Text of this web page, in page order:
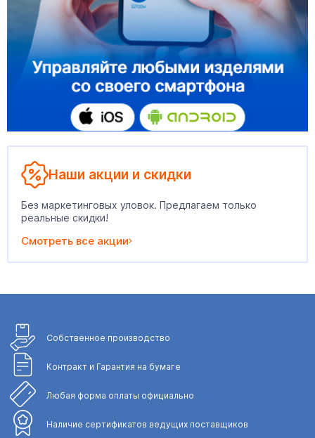
Наши акции и скидки
Без маркетинговых уловок. Предлагаем только
реальные скидки!
Смотреть все акции
Собственное производство
Контракт и Гарантия на бумаге
Любая форма оплаты официально
Наличие сертификатов ведущих поставщиков